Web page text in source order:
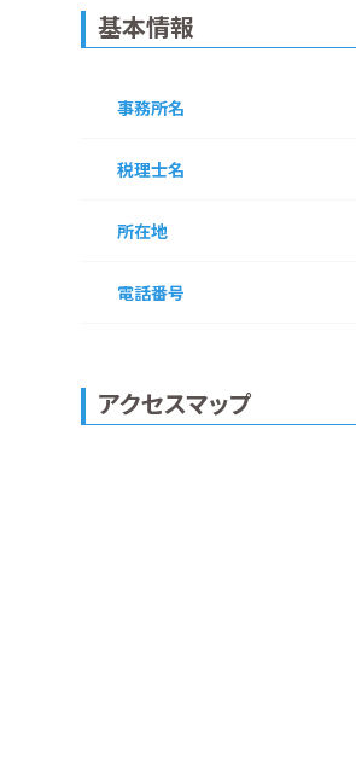
基本情報
事務所名
税理士名
所在地
電話番号
アクセスマップ